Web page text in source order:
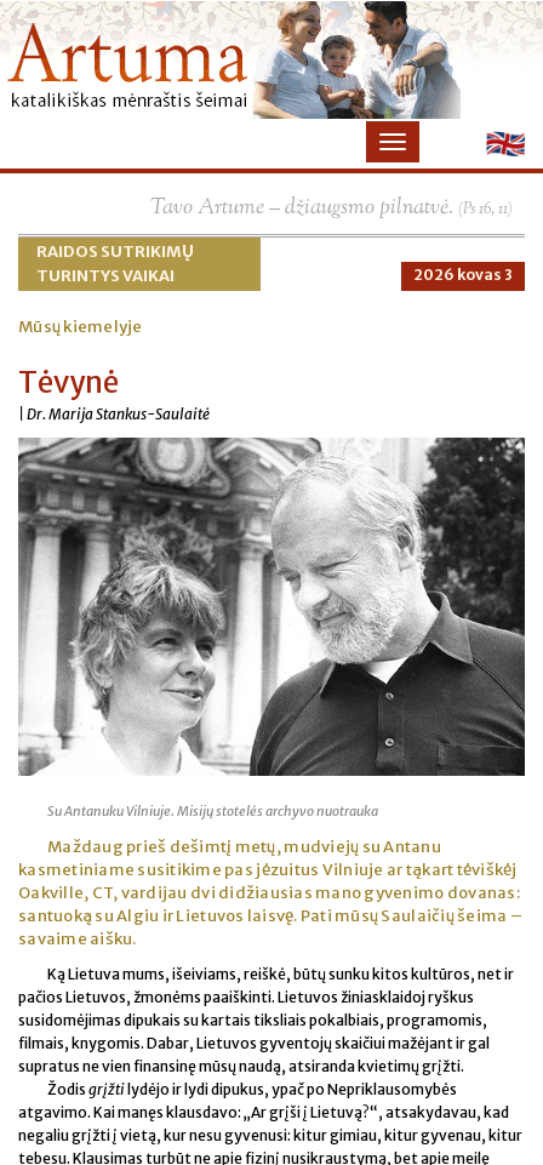
Tavo Artume – džiaugsmo pilnatvė. (Ps 16, 11)
RAIDOS SUTRIKIMŲ
TURINTYS VAIKAI
2026 kovas 3
Mūsų kiemelyje
Tėvynė
| Dr. Marija Stankus-Saulaitė
Su Antanuku Vilniuje. Misijų stotelės archyvo nuotrauka
Maždaug prieš dešimtį metų, mudviejų su Antanu
kasmetiniame susitikime pas jėzuitus Vilniuje ar tąkart tėviškėj
Oakville, CT, vardijau dvi didžiausias mano gyvenimo dovanas:
santuoką su Algiu ir Lietuvos laisvę. Pati mūsų Saulaičių šeima –
savaime aišku.
Ką Lietuva mums, išeiviams, reiškė, būtų sunku kitos kultūros, net ir
pačios Lietuvos, žmonėms paaiškinti. Lietuvos žiniasklaidoj ryškus
susidomėjimas dipukais su kartais tiksliais pokalbiais, programomis,
filmais, knygomis. Dabar, Lietuvos gyventojų skaičiui mažėjant ir gal
supratus ne vien finansinę mūsų naudą, atsiranda kvietimų grįžti.
Žodis grįžtilydėjo ir lydi dipukus, ypač po Nepriklausomybės
atgavimo. Kai manęs klausdavo: „Ar grįši į Lietuvą?“, atsakydavau, kad
negaliu grįžti į vietą, kur nesu gyvenusi: kitur gimiau, kitur gyvenau, kitur
tebesu. Klausimas turbūt ne apie fizinį nusikraustymą, bet apie meilę